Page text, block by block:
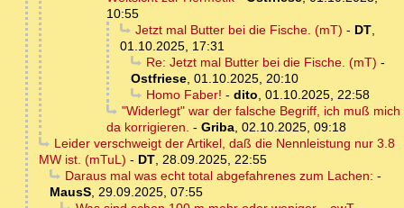
10:55
Jetzt mal Butter bei die Fische. (mT) - DT,
01.10.2025, 17:31
Re: Jetzt mal Butter bei die Fische. (mT) -
Ostfriese, 01.10.2025, 20:10
Homo Faber! - dito, 01.10.2025, 22:58
"Widerlegt" war der falsche Begriff, ich muß mich
da korrigieren. - Griba, 02.10.2025, 09:18
Leider verschweigt der Artikel, daß die Nennleistung nur 3.8
MW ist. (mTuL) - DT, 28.09.2025, 22:55
Daraus mal was echt total abgefahrenes zum Lachen: -
MausS, 29.09.2025, 07:55